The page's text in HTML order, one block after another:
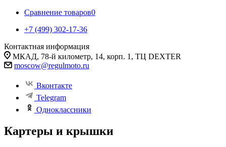
Сравнение товаров0
+7 (499) 302-17-36
Контактная информация
МКАД, 78-й километр, 14, корп. 1, ТЦ DEXTER
moscow@regulmoto.ru
Вконтакте
Telegram
Одноклассники
Картеры и крышки